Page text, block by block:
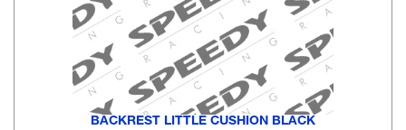
BACKREST LITTLE CUSHION BLACK